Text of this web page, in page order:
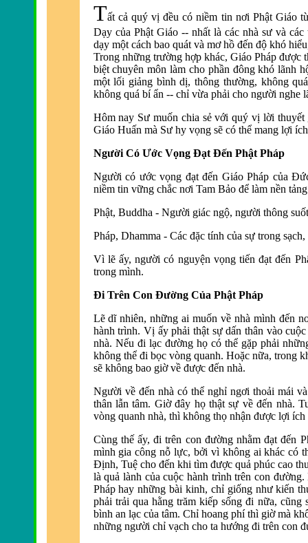
Tất cả quý vị đều có niềm tin nơi Phật Giáo
Dạy của Phật Giáo -- nhất là các nhà sư và
dạy một cách bao quát và mơ hồ đến độ khó
Trong những trường hợp khác, Giáo Pháp được
biệt chuyên môn làm cho phần đông khó lãnh
một lối giảng bình dị, thông thường, không
không quá bí ẩn -- chỉ vừa phải cho người nghe
Hôm nay Sư muốn chia sẻ với quý vị lời
Giáo Huấn mà Sư hy vọng sẽ có thể mang lợi
Người Có Ước Vọng Ðạt Ðến Phật Pháp
Người có ước vọng đạt đến Giáo Pháp của Ð
niềm tin vững chắc nơi Tam Bảo để làm nền
Phật, Buddha - Người giác ngộ, người thông
Pháp, Dhamma - Các đặc tính của sự trong
Vì lẽ ấy, người có nguyện vọng tiến đạt đến
trong mình.
Ði Trên Con Ðường Của Phật Pháp
Lẽ dĩ nhiên, những ai muốn về nhà mình đến
hành trình. Vị ấy phải thật sự dấn thân vào
nhà. Nếu đi lạc đường họ có thể gặp phải
không thể đi bọc vòng quanh.Hoặc nữa, trong
sẽ không bao giờ về được đến nhà.
Người về đến nhà có thể nghỉ ngơi thoải mái
thân lẫn tâm. Giờ đây họ thật sự về đến nhà.
vòng quanh nhà, thì không thọ nhận được lợi ích
Cùng thế ấy, đi trên con đường nhằm đạt đến
mình gia công nỗ lực, bởi vì không ai khác có
Ðịnh, Tuệ cho đến khi tìm được quả phúc cao
là quả lành của cuộc hành trình trên con
Pháp hay những bài kinh, chỉ giống như kiến
phải trải qua hằng trăm kiếp sống đi nữa, cũng
bình an lạc của tâm. Chỉ hoang phí thì giờ mà
những người chỉ vạch cho ta hướng đi trên con